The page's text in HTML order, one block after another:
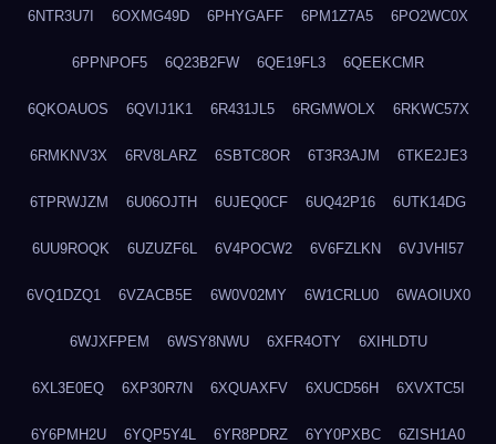
6NTR3U7I 6OXMG49D 6PHYGAFF 6PM1Z7A5 6PO2WC0X
6PPNPOF5 6Q23B2FW 6QE19FL3 6QEEKCMR
6QKOAUOS 6QVIJ1K1 6R431JL5 6RGMWOLX 6RKWC57X
6RMKNV3X 6RV8LARZ 6SBTC8OR 6T3R3AJM 6TKE2JE3
6TPRWJZM 6U06OJTH 6UJEQ0CF 6UQ42P16 6UTK14DG
6UU9ROQK 6UZUZF6L 6V4POCW2 6V6FZLKN 6VJVHI57
6VQ1DZQ1 6VZACB5E 6W0V02MY 6W1CRLU0 6WAOIUX0
6WJXFPEM 6WSY8NWU 6XFR4OTY 6XIHLDTU
6XL3E0EQ 6XP30R7N 6XQUAXFV 6XUCD56H 6XVXTC5I
6Y6PMH2U 6YQP5Y4L 6YR8PDRZ 6YY0PXBC 6ZISH1A0